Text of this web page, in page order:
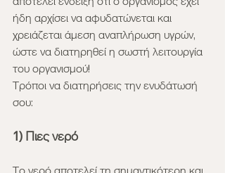
ήδη αρχίσει να αφυδατώνεται και
χρειάζεται άμεση αναπλήρωση υγρών,
ώστε να διατηρηθεί η σωστή λειτουργία
του οργανισμού!
Τρόποι να διατηρήσεις την ενυδάτωσή
σου:
1) Πιες νερό
Το νερό αποτελεί τη σημαντικότερη και